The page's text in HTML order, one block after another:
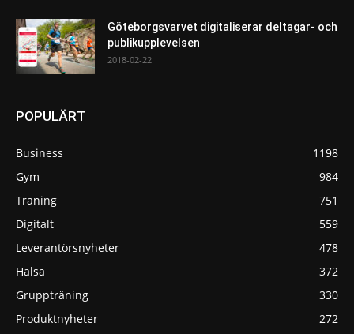
Göteborgsvarvet digitaliserar deltagar- och
publikupplevelsen
2018-02-22
POPULÄRT
Business
1198
Gym
984
Träning
751
Digitalt
559
Leverantörsnyheter
478
Hälsa
372
Gruppträning
330
Produktnyheter
272